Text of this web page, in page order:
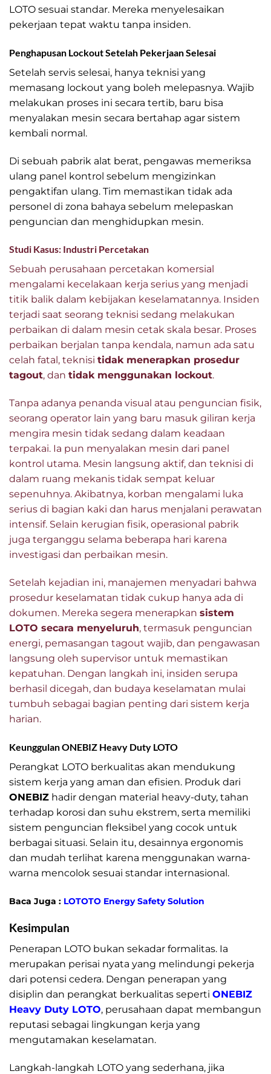
LOTO sesuai standar. Mereka menyelesaikan
pekerjaan tepat waktu tanpa insiden.
Penghapusan Lockout Setelah Pekerjaan Selesai
Setelah servis selesai, hanya teknisi yang
memasang lockout yang boleh melepasnya. Wajib
melakukan proses ini secara tertib, baru bisa
menyalakan mesin secara bertahap agar sistem
kembali normal.
Di sebuah pabrik alat berat, pengawas memeriksa
ulang panel kontrol sebelum mengizinkan
pengaktifan ulang. Tim memastikan tidak ada
personel di zona bahaya sebelum melepaskan
penguncian dan menghidupkan mesin.
Studi Kasus: Industri Percetakan
Sebuah perusahaan percetakan komersial
mengalami kecelakaan kerja serius yang menjadi
titik balik dalam kebijakan keselamatannya. Insiden
terjadi saat seorang teknisi sedang melakukan
perbaikan di dalam mesin cetak skala besar. Proses
perbaikan berjalan tanpa kendala, namun ada satu
celah fatal, teknisi tidak menerapkan prosedur
tagout, dan tidak menggunakan lockout.
Tanpa adanya penanda visual atau penguncian fisik,
seorang operator lain yang baru masuk giliran kerja
mengira mesin tidak sedang dalam keadaan
terpakai. Ia pun menyalakan mesin dari panel
kontrol utama. Mesin langsung aktif, dan teknisi di
dalam ruang mekanis tidak sempat keluar
sepenuhnya. Akibatnya, korban mengalami luka
serius di bagian kaki dan harus menjalani perawatan
intensif. Selain kerugian fisik, operasional pabrik
juga terganggu selama beberapa hari karena
investigasi dan perbaikan mesin.
Setelah kejadian ini, manajemen menyadari bahwa
prosedur keselamatan tidak cukup hanya ada di
dokumen. Mereka segera menerapkan sistem
LOTO secara menyeluruh, termasuk penguncian
energi, pemasangan tagout wajib, dan pengawasan
langsung oleh supervisor untuk memastikan
kepatuhan. Dengan langkah ini, insiden serupa
berhasil dicegah, dan budaya keselamatan mulai
tumbuh sebagai bagian penting dari sistem kerja
harian.
Keunggulan ONEBIZ Heavy Duty LOTO
Perangkat LOTO berkualitas akan mendukung
sistem kerja yang aman dan efisien. Produk dari
ONEBIZ hadir dengan material heavy-duty, tahan
terhadap korosi dan suhu ekstrem, serta memiliki
sistem penguncian fleksibel yang cocok untuk
berbagai situasi. Selain itu, desainnya ergonomis
dan mudah terlihat karena menggunakan warna-
warna mencolok sesuai standar internasional.
Baca Juga : LOTOTO Energy Safety Solution
Kesimpulan
Penerapan LOTO bukan sekadar formalitas. Ia
merupakan perisai nyata yang melindungi pekerja
dari potensi cedera. Dengan penerapan yang
disiplin dan perangkat berkualitas seperti ONEBIZ
Heavy Duty LOTO, perusahaan dapat membangun
reputasi sebagai lingkungan kerja yang
mengutamakan keselamatan.
Langkah-langkah LOTO yang sederhana, jika